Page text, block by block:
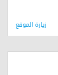
زيارة الموقع